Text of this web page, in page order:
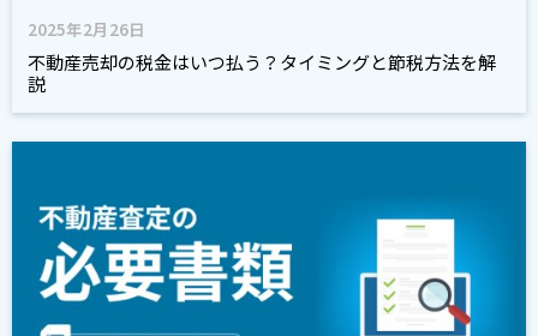
2025年2月26日
不動産売却の税金はいつ払う？タイミングと節税方法を解
説